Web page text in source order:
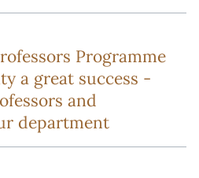
Programme
a great success -
and
department